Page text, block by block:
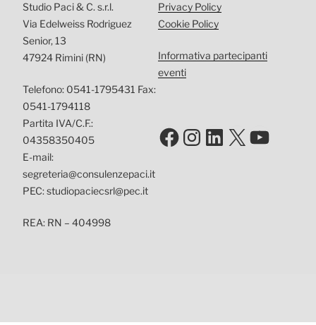
Studio Paci & C. s.r.l.
Via Edelweiss Rodriguez
Senior, 13
47924 Rimini (RN)
Telefono: 0541-1795431 Fax:
0541-1794118
Partita IVA/C.F.:
04358350405
E-mail:
segreteria@consulenzepaci.it
PEC: studiopaciecsrl@pec.it
REA: RN – 404998
Privacy Policy
Cookie Policy
Informativa partecipanti
eventi
Facebook
Instagram
LinkedIn
X